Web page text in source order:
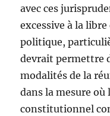
avec ces
excessive à la
politique,
devrait permettre
modalités de la
dans la mesure où
constitutionnel